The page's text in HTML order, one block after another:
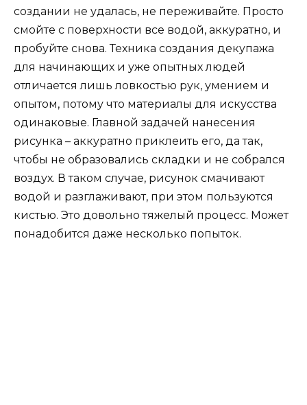
создании не удалась, не переживайте. Просто
смойте с поверхности все водой, аккуратно, и
пробуйте снова. Техника создания декупажа
для начинающих и уже опытных людей
отличается лишь ловкостью рук, умением и
опытом, потому что материалы для искусства
одинаковые. Главной задачей нанесения
рисунка – аккуратно приклеить его, да так,
чтобы не образовались складки и не собрался
воздух. В таком случае, рисунок смачивают
водой и разглаживают, при этом пользуются
кистью. Это довольно тяжелый процесс. Может
понадобится даже несколько попыток.